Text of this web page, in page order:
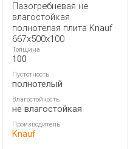
Пазогребневая не
влагостойкая
полнотелая плита Knauf
667х500х100
Толщина
100
Пустотность
полнотелый
Влагостойкость
не влагостойкая
Производитель
Knauf